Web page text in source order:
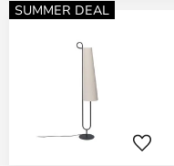
SUMMER DEAL